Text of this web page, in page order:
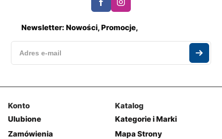
Newsletter: Nowości, Promocje,
Konto
Ulubione
Zamówienia
Katalog
Kategorie i Marki
Mapa Strony